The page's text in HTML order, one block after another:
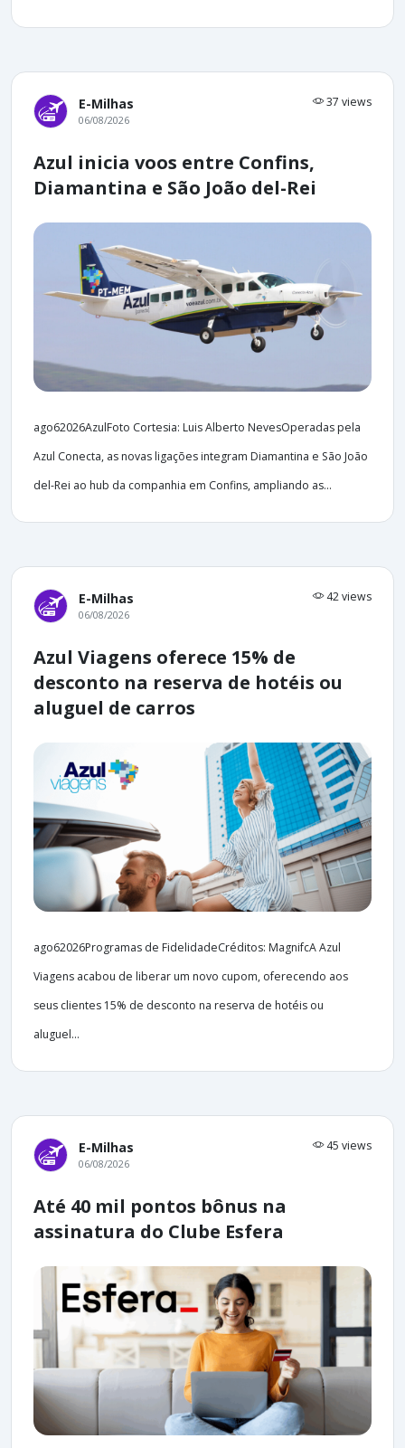
E-Milhas 37 views
06/08/2026
Azul inicia voos entre Confins,
Diamantina e São João del-Rei
ago62026AzulFoto Cortesia: Luis Alberto NevesOperadas pela
Azul Conecta, as novas ligações integram Diamantina e São João
del-Rei ao hub da companhia em Confins, ampliando as...
E-Milhas 42 views
06/08/2026
Azul Viagens oferece 15% de
desconto na reserva de hotéis ou
aluguel de carros
ago62026Programas de FidelidadeCréditos: MagnifcA Azul
Viagens acabou de liberar um novo cupom, oferecendo aos
seus clientes 15% de desconto na reserva de hotéis ou
aluguel...
E-Milhas 45 views
06/08/2026
Até 40 mil pontos bônus na
assinatura do Clube Esfera